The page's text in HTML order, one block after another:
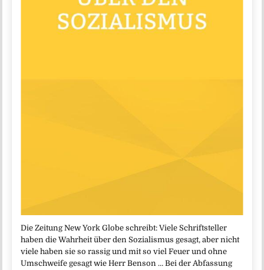
Die Zeitung New York Globe schreibt: Viele Schriftsteller
haben die Wahrheit über den Sozialismus gesagt, aber nicht
viele haben sie so rassig und mit so viel Feuer und ohne
Umschweife gesagt wie Herr Benson … Bei der Abfassung